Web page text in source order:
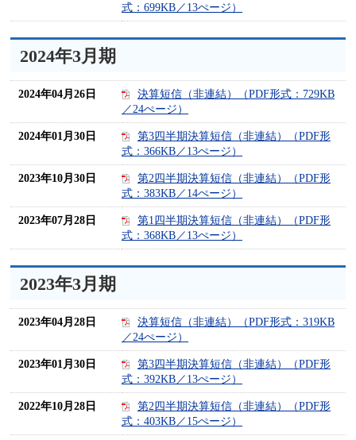
式：699KB／13ぺージ）
2024年3月期
2024年04月26日
決算短信（非連結）（PDF形式：729KB
／24ぺージ）
2024年01月30日
第3四半期決算短信（非連結）（PDF形
式：366KB／13ぺージ）
2023年10月30日
第2四半期決算短信（非連結）（PDF形
式：383KB／14ぺージ）
2023年07月28日
第1四半期決算短信（非連結）（PDF形
式：368KB／13ぺージ）
2023年3月期
2023年04月28日
決算短信（非連結）（PDF形式：319KB
／24ぺージ）
2023年01月30日
第3四半期決算短信（非連結）（PDF形
式：392KB／13ぺージ）
2022年10月28日
第2四半期決算短信（非連結）（PDF形
式：403KB／15ぺージ）